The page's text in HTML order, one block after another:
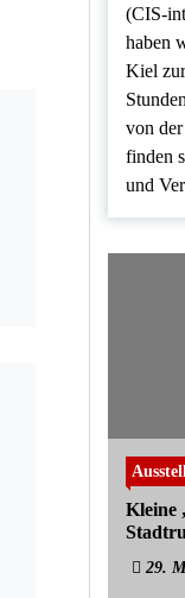
(CIS-
haben
Kiel
von
finden
und
Kleine
29.